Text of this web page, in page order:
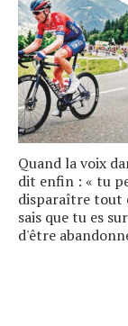
Quand la voix
dit enfin : « tu
disparaître tout
sais que tu es
d'être